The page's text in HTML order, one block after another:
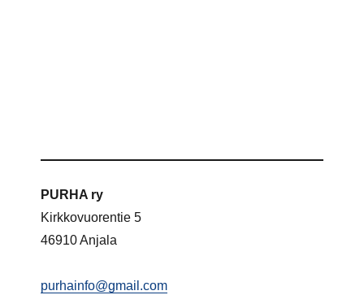
PURHA ry
Kirkkovuorentie 5
46910 Anjala
purhainfo@gmail.com